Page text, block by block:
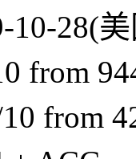
28(
from